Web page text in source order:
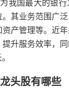
我国最大的银
其业务范围广
产管理等。近
升服务效率，
头股有哪些